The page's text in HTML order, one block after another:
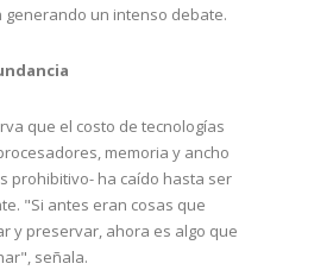
generando un intenso debate.
que el costo de tecnologías
memoria y ancho
prohibitivo- ha caído hasta ser
"Si antes eran cosas que
y preservar, ahora es algo que
señala.